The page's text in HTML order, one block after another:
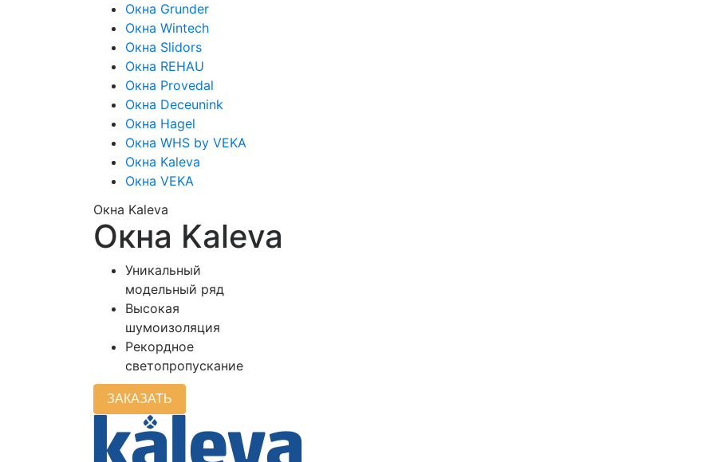
Окна Grunder
Окна Wintech
Окна Slidors
Окна REHAU
Окна Provedal
Окна Deceunink
Окна Hagel
Окна WHS by VEKA
Окна Kaleva
Окна VEKA
Окна Kaleva
Окна Kaleva
Уникальный
модельный ряд
Высокая
шумоизоляция
Рекордное
светопропускание
ЗАКАЗАТЬ